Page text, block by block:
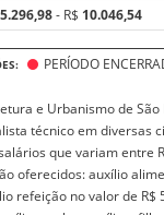
5.296,98- R$ 10.046,54
PERÍODO
e Urbanismo de
técnico em diversas
que variam entre
oferecidos: auxílio
refeição no valor de R$